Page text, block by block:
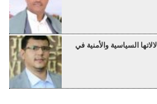
السياسية والأمنية في